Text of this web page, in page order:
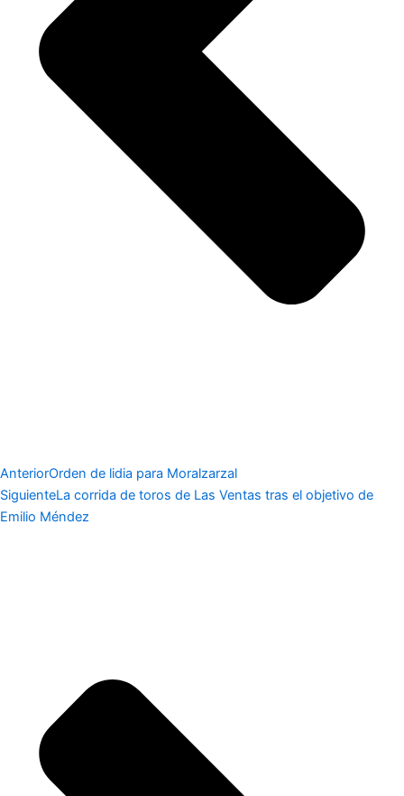
AnteriorOrden de lidia para Moralzarzal
SiguienteLa corrida de toros de Las Ventas tras el objetivo de
Emilio Méndez